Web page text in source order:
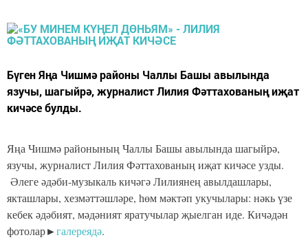
Бүген Яңа Чишмә районы Чаллы Башы авылында
язучы, шагыйрә, журналист Лилия Фәттахованың иҗат
кичәсе булды.
Яңа Чишмә районының Чаллы Башы авылында шагыйрә,
язучы, журналист Лилия Фәттахованың иҗат кичәсе узды.
Әлеге әдәби-музыкаль кичәгә Лилиянең авылдашлары,
якташлары, хезмәттәшләре, һөм мәктәп укучылары: нәкь үзе
кебек әдәбият, мәдәният яратучылар җыелган иде. Кичәдән
фотолар►галереядә.